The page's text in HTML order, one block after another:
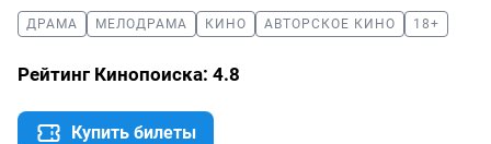
ДРАМА МЕЛОДРАМА КИНО АВТОРСКОЕ КИНО 18+
Рейтинг Кинопоиска: 4.8
Купить билеты